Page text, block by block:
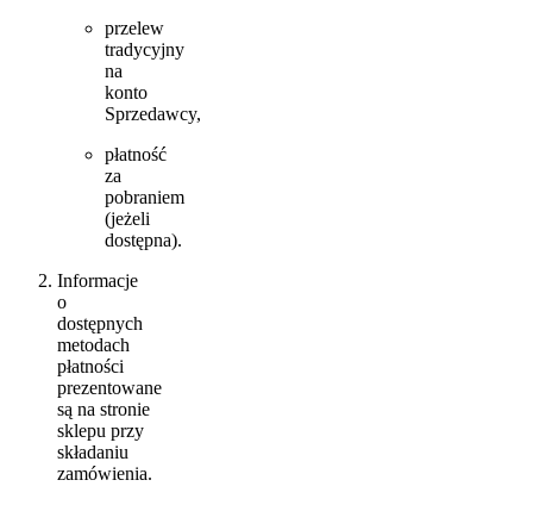
przelew
tradycyjny
na
konto
Sprzedawcy,
płatność
za
pobraniem
(jeżeli
dostępna).
Informacje
o
dostępnych
metodach
płatności
prezentowane
są na stronie
sklepu przy
składaniu
zamówienia.